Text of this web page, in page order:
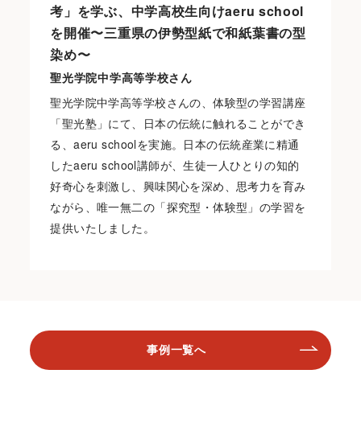
考」を学ぶ、中学高校生向けaeru school
を開催〜三重県の伊勢型紙で和紙葉書の型
染め〜
聖光学院中学高等学校さん
聖光学院中学高等学校さんの、体験型の学習講座
「聖光塾」にて、日本の伝統に触れることができ
る、aeru schoolを実施。日本の伝統産業に精通
したaeru school講師が、生徒一人ひとりの知的
好奇心を刺激し、興味関心を深め、思考力を育み
ながら、唯一無二の「探究型・体験型」の学習を
提供いたしました。
事例一覧へ